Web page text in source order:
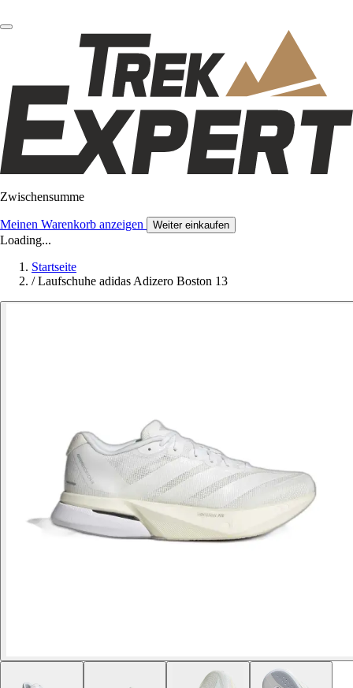
Zwischensumme
Meinen Warenkorb anzeigen Weiter einkaufen
Loading...
Startseite
/ Laufschuhe adidas Adizero Boston 13